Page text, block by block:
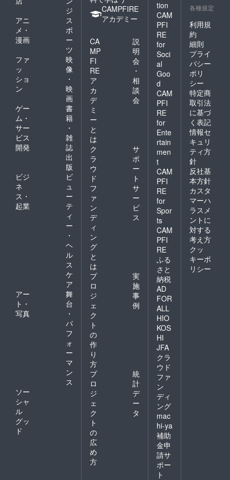
ジ
アニ
メ・
漫画
ス
ポ
ー
ツ
ファ
ッ
ショ
ン
映
像
・
映
画
ゲー
ム・
サー
ビス
開発
書
籍
・
雑
誌
出
版
ビジ
ネ
ス・
起業
ビ
ュ
ー
テ
ィ
ー
・
ヘ
ル
ス
ケ
ア
アー
ト・
写真
舞
台
・
パ
フ
ォ
ー
マ
ン
ス
ソー
シャ
ル
グッ
ド
CAMPFIRE
アカデミー
CA
MP
FI
RE
ア
カ
デ
ミ
ー
と
は
説
明
会
・
相
談
会
ク
ラ
ウ
ド
フ
ァ
ン
デ
ィ
ン
グ
と
は
サ
ポ
ー
ト
サ
ー
ビ
ス
プ
ロ
ジ
ェ
ク
ト
の
作
り
方
実
施
事
例
プ
ロ
ジ
ェ
ク
ト
の
広
め
方
統
計
デ
ー
タ
tion
CAM
PFI
RE
for
Soci
al
Goo
d
CAM
PFI
RE
for
Ente
rtain
men
t
CAM
PFI
RE
for
Spor
ts
CAM
PFI
RE
ふる
さと
納税
AD
FOR
ALL
HIO
KOS
HI
JFA
クラ
ウド
ファ
ン
ディ
ング
mac
hi-ya
補助
金申
請サ
ポー
ト
各種規定
利用規
約
細則
プライ
バシー
ポリ
シー
特定商
取引法
に基づ
く表記
情報セ
キュリ
ティ方
針
反社基
本方針
カスタ
マーハ
ラスメ
ントに
対する
考え方
クッ
キーポ
リシー